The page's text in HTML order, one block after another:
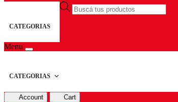
CATEGORIAS
Búsqueda
de
Menu
CATEGORIAS
Account Cart